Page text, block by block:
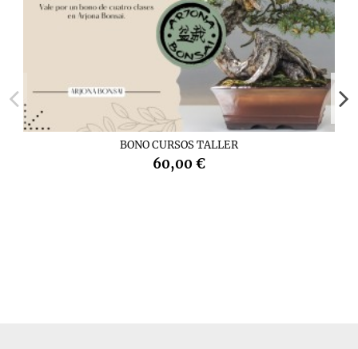
BONO CURSOS TALLER
60,00 €